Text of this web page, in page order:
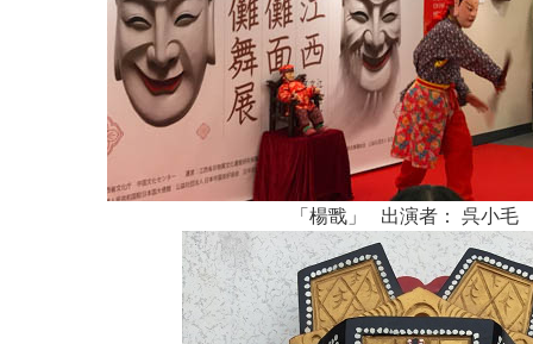
「楊戬」 出演者： 呉小毛